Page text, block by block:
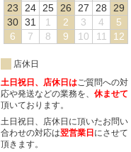
23
24 25 26 27 28
29
30 31 1 2 3 4
5
6
7 8 9 10 11 12
店休日
土日祝日、店休日はご質問への対
応や発送などの業務を、 休ませて
頂いております。
土日祝日、店休日に頂いたお問い
合わせの対応は翌営業日 にさせて
頂きます。